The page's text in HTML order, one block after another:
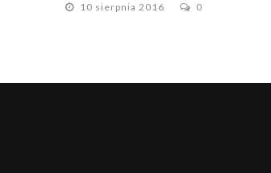
10 sierpnia 2016
0